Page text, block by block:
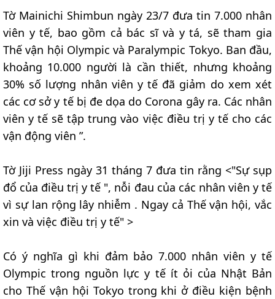
Tờ Mainichi Shimbun ngày 23/7 đưa tin 7.000 nhân
viên y tế, bao gồm cả bác sĩ và y tá, sẽ tham gia
Thế vận hội Olympic và Paralympic Tokyo. Ban đầu,
khoảng 10.000 người là cần thiết, nhưng khoảng
30% số lượng nhân viên y tế đã giảm do xem xét
các cơ sở y tế bị đe dọa do Corona gây ra. Các nhân
viên y tế sẽ tập trung vào việc điều trị y tế cho các
vận động viên ”.
Tờ Jiji Press ngày 31 tháng 7 đưa tin rằng <"Sự sụp
đổ của điều trị y tế ", nỗi đau của các nhân viên y tế
vì sự lan rộng lây nhiễm . Ngay cả Thế vận hội, vắc
xin và việc điều trị y tế" >
Có ý nghĩa gì khi đảm bảo 7.000 nhân viên y tế
Olympic trong nguồn lực y tế ít ỏi của Nhật Bản
cho Thế vận hội Tokyo trong khi ở điều kiện bệnh